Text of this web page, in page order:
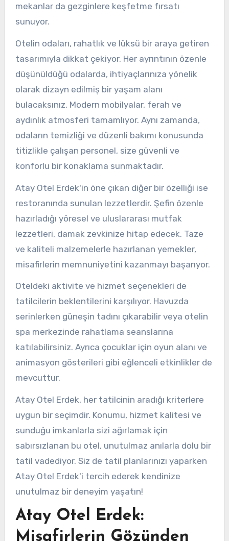
mekanlar da gezginlere keşfetme fırsatı
sunuyor.
Otelin odaları, rahatlık ve lüksü bir araya getiren
tasarımıyla dikkat çekiyor. Her ayrıntının özenle
düşünüldüğü odalarda, ihtiyaçlarınıza yönelik
olarak dizayn edilmiş bir yaşam alanı
bulacaksınız. Modern mobilyalar, ferah ve
aydınlık atmosferi tamamlıyor. Aynı zamanda,
odaların temizliği ve düzenli bakımı konusunda
titizlikle çalışan personel, size güvenli ve
konforlu bir konaklama sunmaktadır.
Atay Otel Erdek'in öne çıkan diğer bir özelliği ise
restoranında sunulan lezzetlerdir. Şefin özenle
hazırladığı yöresel ve uluslararası mutfak
lezzetleri, damak zevkinize hitap edecek. Taze
ve kaliteli malzemelerle hazırlanan yemekler,
misafirlerin memnuniyetini kazanmayı başarıyor.
Oteldeki aktivite ve hizmet seçenekleri de
tatilcilerin beklentilerini karşılıyor. Havuzda
serinlerken güneşin tadını çıkarabilir veya otelin
spa merkezinde rahatlama seanslarına
katılabilirsiniz. Ayrıca çocuklar için oyun alanı ve
animasyon gösterileri gibi eğlenceli etkinlikler de
mevcuttur.
Atay Otel Erdek, her tatilcinin aradığı kriterlere
uygun bir seçimdir. Konumu, hizmet kalitesi ve
sunduğu imkanlarla sizi ağırlamak için
sabırsızlanan bu otel, unutulmaz anılarla dolu bir
tatil vadediyor. Siz de tatil planlarınızı yaparken
Atay Otel Erdek'i tercih ederek kendinize
unutulmaz bir deneyim yaşatın!
Atay Otel Erdek:
Misafirlerin Gözünden